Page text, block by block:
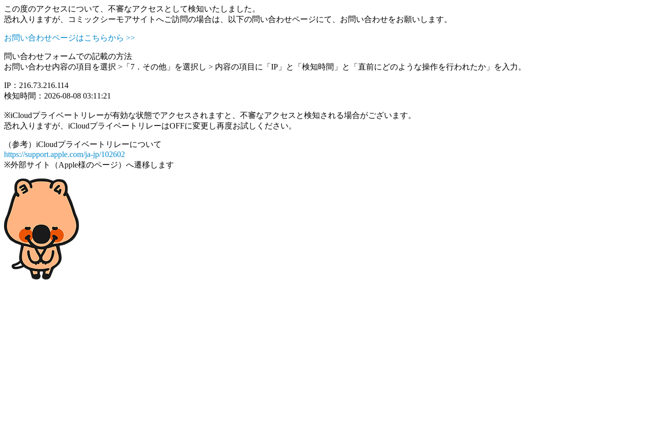
この度のアクセスについて、不審なアクセスとして検知いたしました。
恐れ入りますが、コミックシーモアサイトへご訪問の場合は、以下の問い合わせページにて、お問い合わせをお願いします。
お問い合わせページはこちらから >>
問い合わせフォームでの記載の方法
お問い合わせ内容の項目を選択 >「7．その他」を選択し > 内容の項目に「IP」と「検知時間」と「直前にどのような操作を行われたか」を入力。
IP：216.73.216.114
検知時間：2026-08-08 03:11:21
※iCloudプライベートリレーが有効な状態でアクセスされますと、不審なアクセスと検知される場合がございます。
恐れ入りますが、iCloudプライベートリレーはOFFに変更し再度お試しください。
（参考）iCloudプライベートリレーについて
https://support.apple.com/ja-jp/102602
※外部サイト（Apple様のページ）へ遷移します